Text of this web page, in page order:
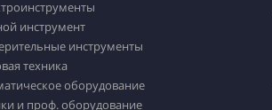
инструмент
инструменты
техника
оборудование
и проф. оборудование